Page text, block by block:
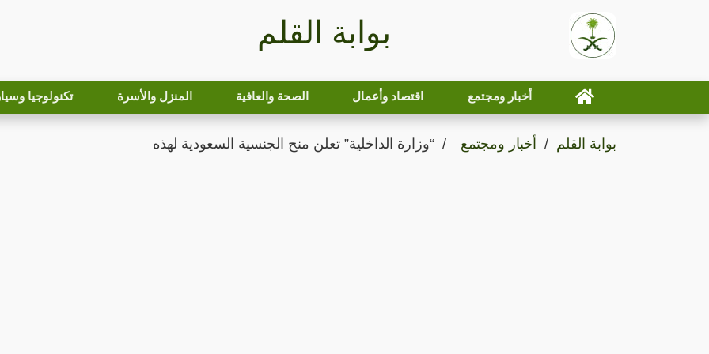
بوابة القلم
أخبار ومجتمع اقتصاد وأعمال الصحة والعافية المنزل والأسرة تكنولوجيا
بوابة القلم أخبار ومجتمع “وزارة الداخلية” تعلن منح الجنسية السعودية لهذه